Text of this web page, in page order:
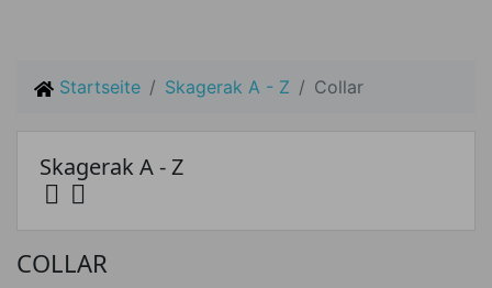
Startseite Skagerak A - Z Collar
Preis von
Skagerak A - Z
 
COLLAR